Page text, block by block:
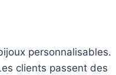
personnalisables.
clients passent des